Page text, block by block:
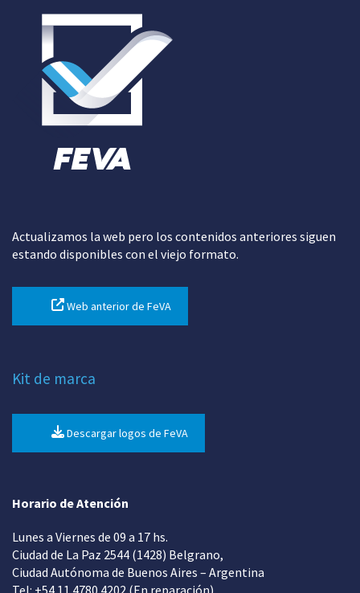
Actualizamos la web pero los contenidos anteriores siguen
estando disponibles con el viejo formato.
Web anterior de FeVA
Kit de marca
Descargar logos de FeVA
Horario de Atención
Lunes a Viernes de 09 a 17 hs.
Ciudad de La Paz 2544 (1428) Belgrano,
Ciudad Autónoma de Buenos Aires – Argentina
Tel: +54 11 4780 4202 (En reparación)